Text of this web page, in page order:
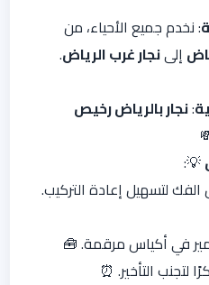
: نخدم جميع الأحياء، من
إلىنجار غرب الرياض.
:نجار بالرياض رخيص
💡:
الفك لتسهيل إعادة التركيب.
في أكياس مرقمة. 🧰
لتجنب التأخير. ⏰